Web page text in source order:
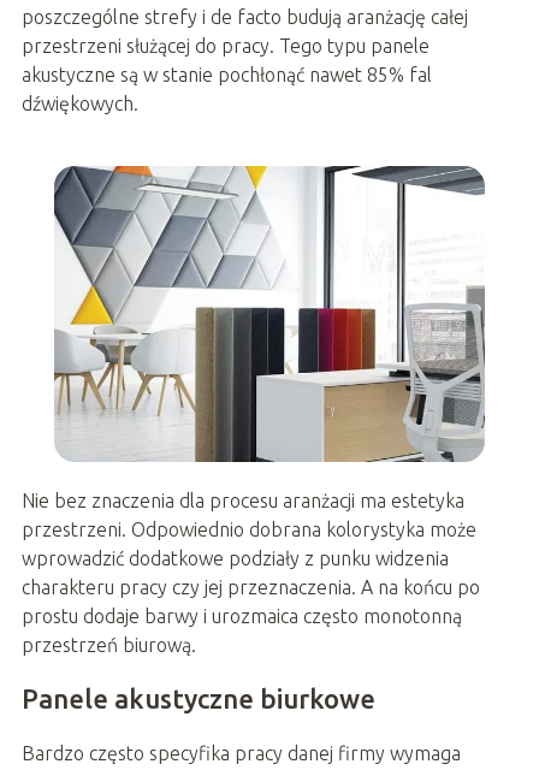
poszczególne strefy i de facto budują aranżację całej
przestrzeni służącej do pracy. Tego typu panele
akustyczne są w stanie pochłonąć nawet 85% fal
dźwiękowych.
Nie bez znaczenia dla procesu aranżacji ma estetyka
przestrzeni. Odpowiednio dobrana kolorystyka może
wprowadzić dodatkowe podziały z punku widzenia
charakteru pracy czy jej przeznaczenia. A na końcu po
prostu dodaje barwy i urozmaica często monotonną
przestrzeń biurową.
Panele akustyczne biurkowe
Bardzo często specyfika pracy danej firmy wymaga